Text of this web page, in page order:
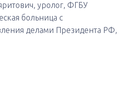
уролог, ФГБУ
больница с
делами Президента РФ,